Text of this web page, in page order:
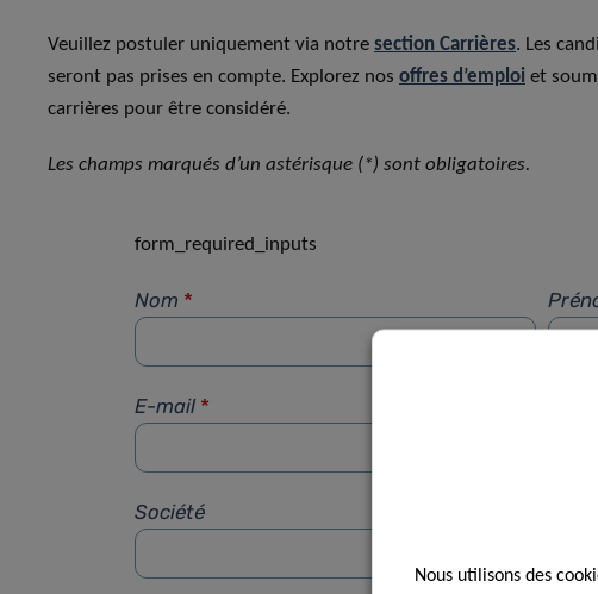
Veuillez postuler uniquement via notre section Carrières. Les
seront pas prises en compte. Explorez nos offres d’emploi et
carrières pour être considéré.
Les champs marqués d’un astérisque (*) sont obligatoires.
form_required_inputs
Nom *
E-mail *
Société
Nous utilisons des